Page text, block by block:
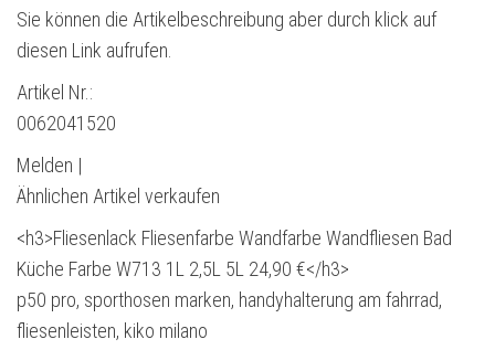
Sie können die Artikelbeschreibung aber durch klick auf
diesen Link aufrufen.
Artikel Nr.:
0062041520
Melden |
Ähnlichen Artikel verkaufen
<h3>Fliesenlack Fliesenfarbe Wandfarbe Wandfliesen Bad
Küche Farbe W713 1L 2,5L 5L 24,90 €</h3>
p50 pro, sporthosen marken, handyhalterung am fahrrad,
fliesenleisten, kiko milano